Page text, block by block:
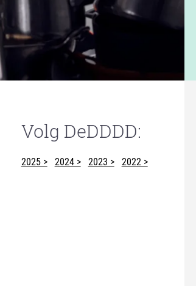
Volg DeDDDD:
2025 > 2024 > 2023 > 2022 >